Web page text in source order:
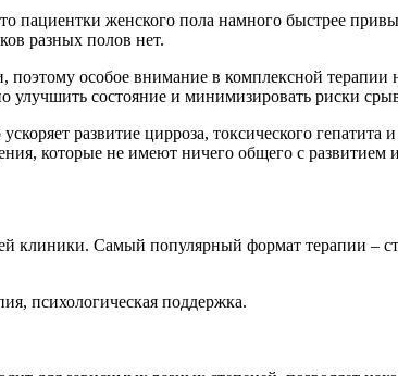
пациентки женского пола намного быстрее
разных полов нет.
особое внимание в комплексной терапии
улучшить состояние и минимизировать риски
развитие цирроза, токсического гепатита и
которые не имеют ничего общего с развитием и
клиники. Самый популярный формат терапии –
психологическая поддержка.